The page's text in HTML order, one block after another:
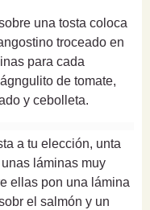
una tosta coloca
troceado en
para cada
de tomate,
y cebolleta.
a tu elección, unta
láminas muy
ellas pon una lámina
el salmón y un